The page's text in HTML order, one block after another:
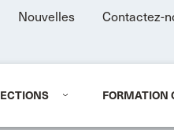
Nouvelles Contactez-
FORMATION